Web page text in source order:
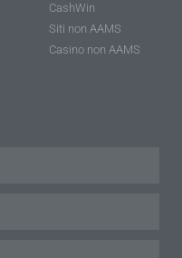
CashWin
Siti non AAMS
Casino non AAMS